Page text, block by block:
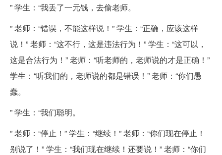
” 学生：“我丢了一元钱，去偷老师。
” 老师：“错误，不能这样说！” 学生：“正确，应该这样
说！” 老师：“这不行，这是违法行为！” 学生：“这可以，
这是合法行为！” 老师：“听老师的，老师说的才是正确！”
学生：“听我们的，老师说的都是错误！” 老师：“你们愚
蠢。
” 学生：“我们聪明。
” 老师：“停止！” 学生：“继续！” 老师：“你们现在停止！
别说了！” 学生：“我们现在继续！还要说！” 老师：“你们